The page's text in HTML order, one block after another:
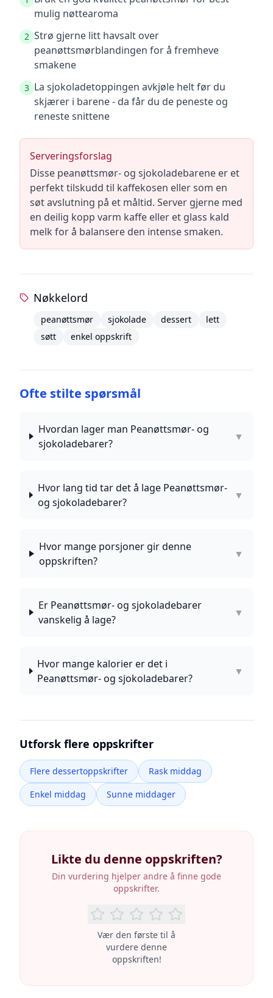
mulig nøttearoma
2 Strø gjerne litt havsalt over
peanøttsmørblandingen for å fremheve
smakene
3 La sjokoladetoppingen avkjøle helt før du
skjærer i barene - da får du de peneste og
reneste snittene
Serveringsforslag
Disse peanøttsmør- og sjokoladebarene er et
perfekt tilskudd til kaffekosen eller som en
søt avslutning på et måltid. Server gjerne med
en deilig kopp varm kaffe eller et glass kald
melk for å balansere den intense smaken.
Nøkkelord
peanøttsmør sjokolade dessert
lett
søtt
enkel oppskrift
Ofte stilte spørsmål
Hvordan lager man Peanøttsmør- og
sjokoladebarer?
▼
Hvor lang tid tar det å lage Peanøttsmør-
og sjokoladebarer?
▼
Hvor mange porsjoner gir denne
oppskriften?
▼
Er Peanøttsmør- og sjokoladebarer
vanskelig å lage?
▼
Hvor mange kalorier er det i
Peanøttsmør- og sjokoladebarer?
▼
Utforsk flere oppskrifter
Flere dessertoppskrifter
Rask middag
Enkel middag
Sunne middager
Likte du denne oppskriften?
Din vurdering hjelper andre å finne gode
oppskrifter.
Vær den første til å
vurdere denne
oppskriften!